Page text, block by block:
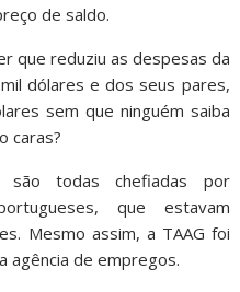
de saldo.
que reduziu as despesas da
dólares e dos seus pares,
sem que ninguém saiba
caras?
são todas chefiadas por
que estavam
Mesmo assim, a TAAG foi
agência de empregos.